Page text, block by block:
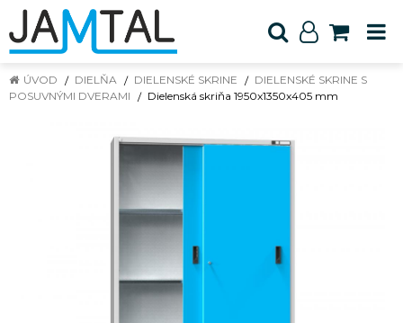
ÚVOD DIELŇA DIELENSKÉ SKRINE
DIELENSKÉ SKRINE S
POSUVNÝMI DVERAMI
Dielenská skriňa 1950x1350x405 mm